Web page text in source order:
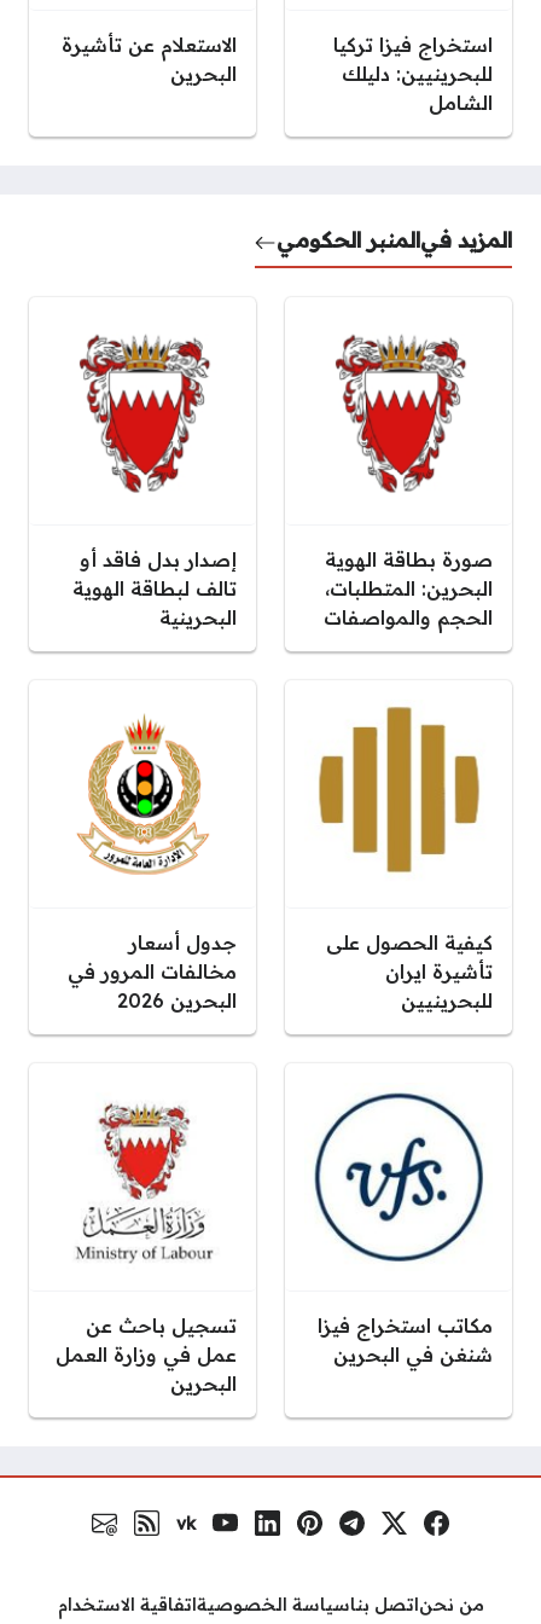
استخراج فيزا تركيا
للبحرينيين: دليلك
الشامل
الاستعلام عن تأشيرة
البحرين
المزيد فيالمنبر الحكومي
صورة بطاقة الهوية
البحرين: المتطلبات،
الحجم والمواصفات
إصدار بدل فاقد أو
تالف لبطاقة الهوية
البحرينية
كيفية الحصول على
تأشيرة ايران
للبحرينيين
جدول أسعار
مخالفات المرور في
البحرين 2026
مكاتب استخراج فيزا
شنغن في البحرين
تسجيل باحث عن
عمل في وزارة العمل
البحرين
مواقع التواصل فيسبوكمنصة إكس
تلغرامبنترستلينكد إنيوتيوبvk
VK.com
رابط RSS البريد
من نحناتصل بناسياسة الخصوصيةاتفاقية الاستخدام